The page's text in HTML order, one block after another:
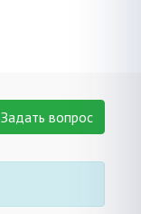
Задать вопрос